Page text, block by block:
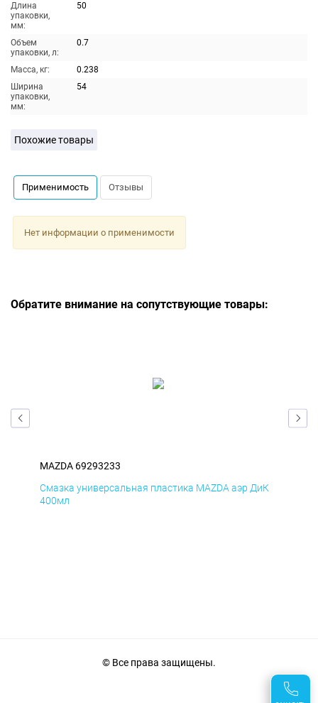
Длина
упаковки,
мм:
50
Объем
упаковки, л:
0.7
Масса, кг:
0.238
Ширина
упаковки,
мм:
54
Похожие товары
Применимость Отзывы
Нет информации о применимости
Обратите внимание на сопутствующие товары:
MAZDA 69293233
Смазка универсальная пластика MAZDA аэр ДиК
400мл
© Все права защищены.